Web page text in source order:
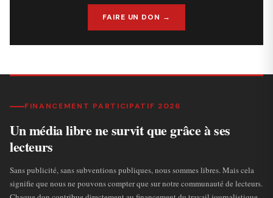
FAIRE UN DON →
FINANCEMENT PARTICIPATIF 2026
Un média libre ne survit que grâce à ses
lecteurs
Sans publicité, sans subventions publiques, nous sommes libres. Mais cela
signifie que nous ne pouvons compter que sur notre communauté de lecteurs.